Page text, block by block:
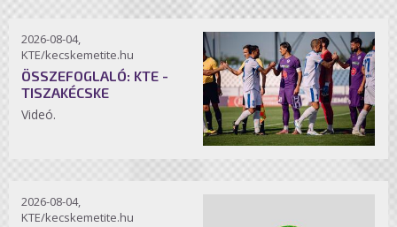
2026-08-04,
KTE/kecskemetite.hu
ÖSSZEFOGLALÓ: KTE -
TISZAKÉCSKE
Videó.
2026-08-04,
KTE/kecskemetite.hu